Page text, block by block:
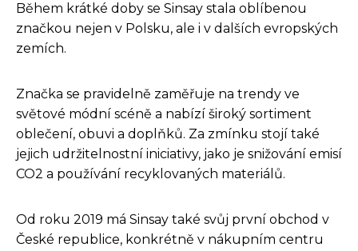
Během krátké doby se Sinsay stala oblíbenou
značkou nejen v Polsku, ale i v dalších evropských
zemích.
Značka se pravidelně zaměřuje na trendy ve
světové módní scéně a nabízí široký sortiment
oblečení, obuvi a doplňků. Za zmínku stojí také
jejich udržitelnostní iniciativy, jako je snižování emisí
CO2 a používání recyklovaných materiálů.
Od roku 2019 má Sinsay také svůj první obchod v
České republice, konkrétně v nákupním centru